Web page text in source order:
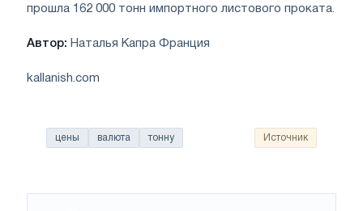
прошла 162 000 тонн импортного листового проката.
Автор: Наталья Капра Франция
kallanish.com
цены валюта тонну Источник